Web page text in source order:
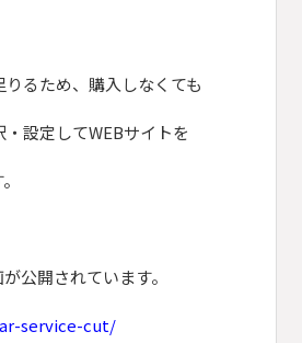
るため、購入しなくても
設定してWEBサイトを
公開されています。
service-cut/